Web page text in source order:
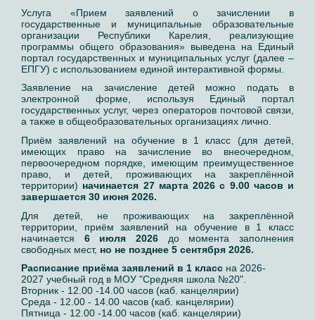
Услуга «Прием заявлений о зачислении в
государственные и муниципальные образовательные
организации Республики Карелия, реализующие
программы общего образования» выведена на Единый
портал государственных и муниципальных услуг (далее –
ЕПГУ) с использованием единой интерактивной формы.
Заявление на зачисление детей можно подать в
электронной форме, используя Единый портал
государственных услуг, через операторов почтовой связи,
а также в общеобразовательных организациях лично.
Приём заявлений на обучение в 1 класс (для детей,
имеющих право на зачисление во внеочередном,
первоочередном порядке, имеющим преимущественное
право, и детей, проживающих на закреплённой
территории) начинается 27 марта 2026 с 9.00 часов и
завершается 30 июня 2026.
Для детей, не проживающих на закреплённой
территории, приём заявлений на обучение в 1 класс
начинается 6 июля 2026 до момента заполнения
свободных мест, но не позднее 5 сентября 2026.
Расписание приёма заявлений в 1 класс на 2026-
2027 учебный год в МОУ "Средняя школа №20".
Вторник - 12.00 -14.00 часов (каб. канцелярии)
Среда - 12.00 - 14.00 часов (каб. канцелярии)
Пятница - 12.00 -14.00 часов (каб. канцелярии)